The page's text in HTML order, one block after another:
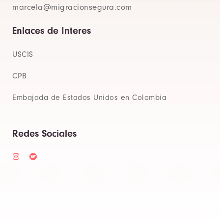
marcela@migracionsegura.com
Enlaces de Interes
USCIS
CPB
Embajada de Estados Unidos en Colombia
Redes Sociales